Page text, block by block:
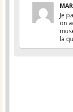
Je
on
la